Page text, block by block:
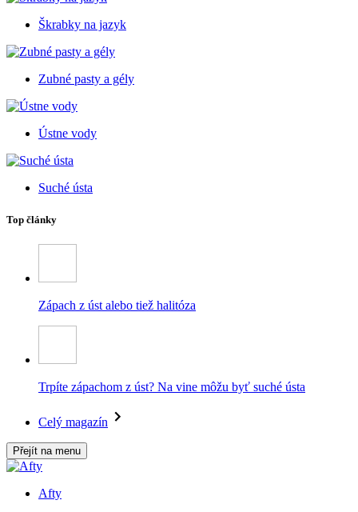
Škrabky na jazyk
Zubné pasty a gély
Ústne vody
Suché ústa
Top články
Zápach z úst alebo tiež halitóza
Trpíte zápachom z úst? Na vine môžu byť suché ústa
Celý magazín
Přejít na menu
Afty